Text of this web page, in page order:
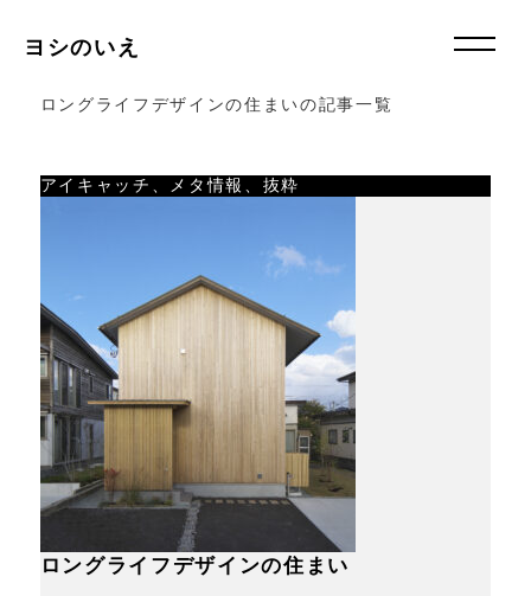
ヨシのいえ
ロングライフデザインの住まいの記事一覧
アイキャッチ、メタ情報、抜粋
ロングライフデザインの住まい